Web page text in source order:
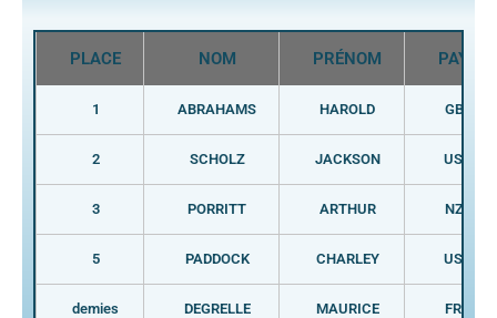
PLACE NOM PRÉNOM PAYS
1 ABRAHAMS HAROLD GBR
2 SCHOLZ JACKSON USA
3 PORRITT ARTHUR NZL
5 PADDOCK CHARLEY USA
demies DEGRELLE MAURICE FRA